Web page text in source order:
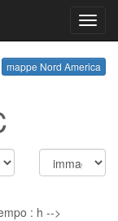
mappe Nord America
: h -->